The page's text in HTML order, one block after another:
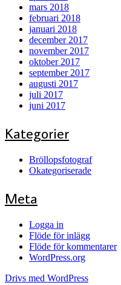
mars 2018
februari 2018
januari 2018
december 2017
november 2017
oktober 2017
september 2017
augusti 2017
juli 2017
juni 2017
Kategorier
Bröllopsfotograf
Okategoriserade
Meta
Logga in
Flöde för inlägg
Flöde för kommentarer
WordPress.org
Drivs med WordPress